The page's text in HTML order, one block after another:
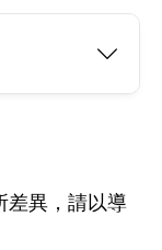
差異，請以導